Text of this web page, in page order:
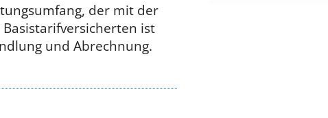
der mit der
ist
und Abrechnung.